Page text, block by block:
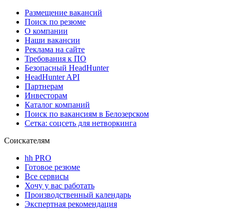
Размещение вакансий
Поиск по резюме
О компании
Наши вакансии
Реклама на сайте
Требования к ПО
Безопасный HeadHunter
HeadHunter API
Партнерам
Инвесторам
Каталог компаний
Поиск по вакансиям в Белозерском
Сетка: соцсеть для нетворкинга
Соискателям
hh PRO
Готовое резюме
Все сервисы
Хочу у вас работать
Производственный календарь
Экспертная рекомендация